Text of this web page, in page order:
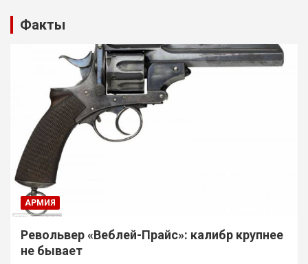
Факты
АРМИЯ
Револьвер «Веблей-Прайс»: калибр крупнее
не бывает